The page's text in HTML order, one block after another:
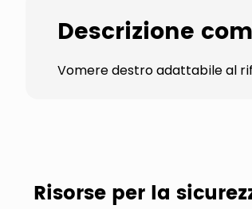
Descrizione
Vomere destro adattabile al
Risorse per la